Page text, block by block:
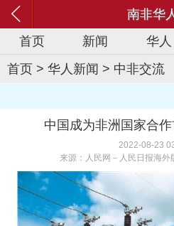
南非华
首页
新闻 华人
首页 > 华人新闻 > 中非交流
中国成为非洲国家合作
2022-08-23
来源：人民网－人民日报海外